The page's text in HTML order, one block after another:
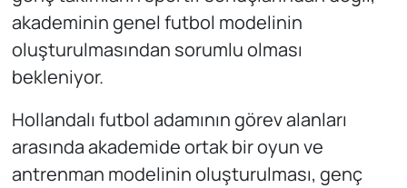
akademinin genel futbol modelinin
oluşturulmasından sorumlu olması
bekleniyor.
Hollandalı futbol adamının görev alanları
arasında akademide ortak bir oyun ve
antrenman modelinin oluşturulması, genç